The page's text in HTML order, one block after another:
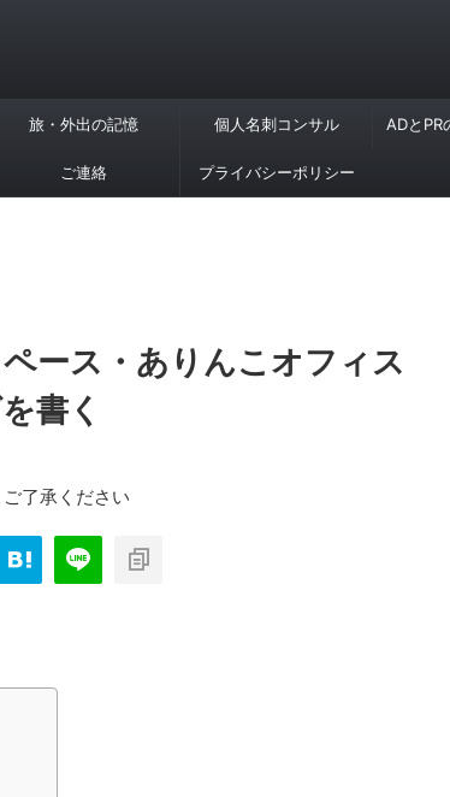
旅・外出の記憶 個人名刺コンサル ADとPR
ご連絡 プライバシーポリシー
ース・ありんこオフィス
書く
了承ください
blog/wp-
count-